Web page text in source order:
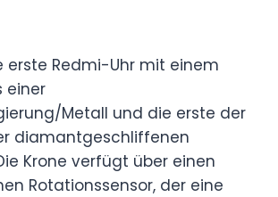
erste Redmi-Uhr mit einem
einer
Metall und die erste der
diamantgeschliffenen
Krone verfügt über einen
Rotationssensor, der eine